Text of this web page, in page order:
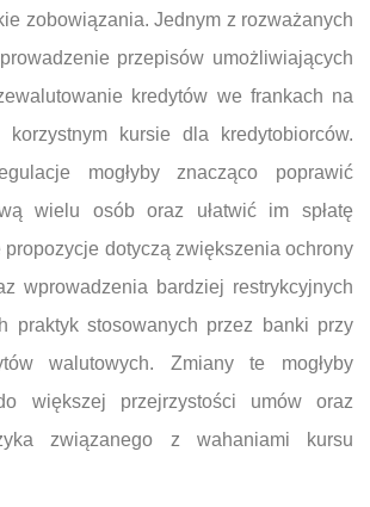
zobowiązania. Jednym z rozważanych
przepisów umożliwiających
kredytów we frankach na
kursie dla kredytobiorców.
mogłyby znacząco poprawić
wielu osób oraz ułatwić im spłatę
propozycje dotyczą zwiększenia ochrony
wprowadzenia bardziej restrykcyjnych
praktyk stosowanych przez banki przy
walutowych. Zmiany te mogłyby
większej przejrzystości umów oraz
związanego z wahaniami kursu